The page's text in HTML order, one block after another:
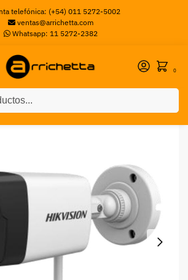
telefónica: (+54) 011 5272-5002
ventas@arrichetta.com
Whatsapp: 11 5272-2382
0
/